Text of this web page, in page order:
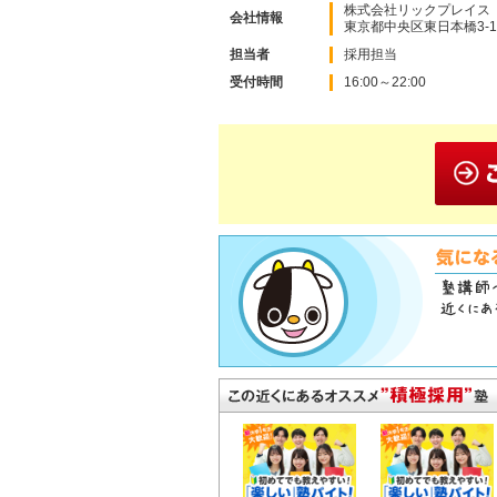
会社情報
株式会社リックプレイス
東京都中央区東日本橋3-
担当者 採用担当
受付時間 16:00～22:00